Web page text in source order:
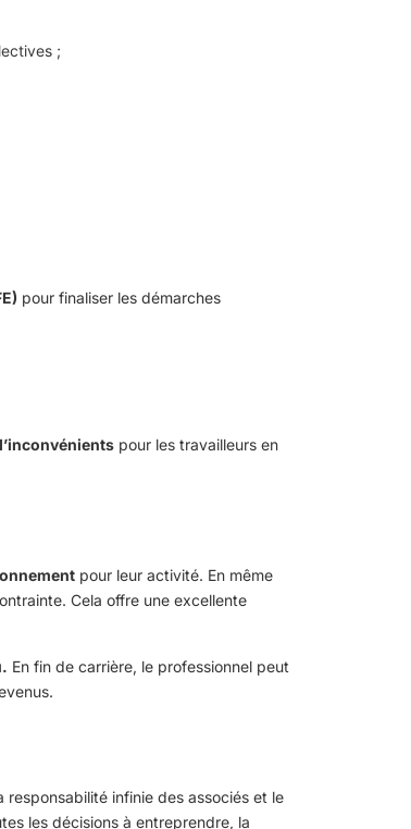
;
pour finaliser les démarches
pour les travailleurs en
pour leur activité. En même
Cela offre une excellente
En fin de carrière, le professionnel peut
responsabilité infinie des associés et le
les décisions à entreprendre, la